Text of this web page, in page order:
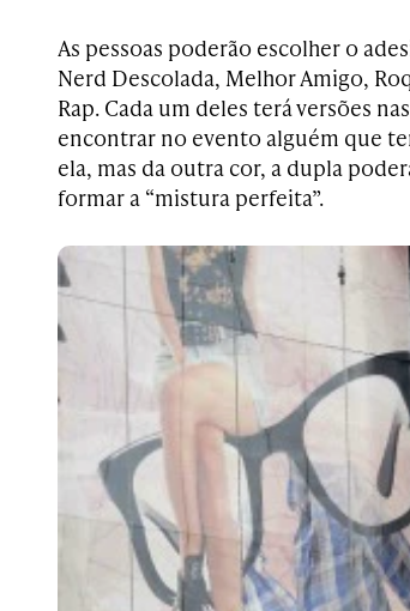
As pessoas poderão escolher o
Nerd Descolada, Melhor Amigo,
Rap. Cada um deles terá versões
encontrar no evento alguém que
ela, mas da outra cor, a dupla
formar a “mistura perfeita”.